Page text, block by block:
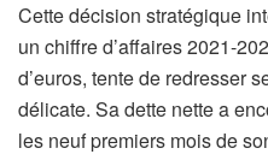
Cette décision stratégique
un chiffre d’affaires 2021-
d’euros, tente de redresser
délicate. Sa dette nette a
les neuf premiers mois de